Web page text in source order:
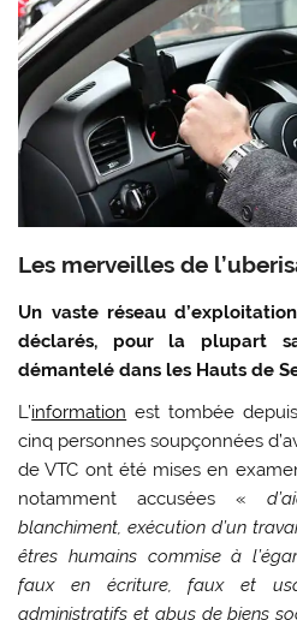
Les merveilles de
Un vaste réseau
déclarés, pour la plupart
démantelé dans les Hauts de
L’information est tombée
cinq personnes soupçonnées
de VTC ont été mises en
notamment accusées «
blanchiment, exécution d’un
êtres humains commise à
faux en écriture, faux et
administratifs et abus de biens